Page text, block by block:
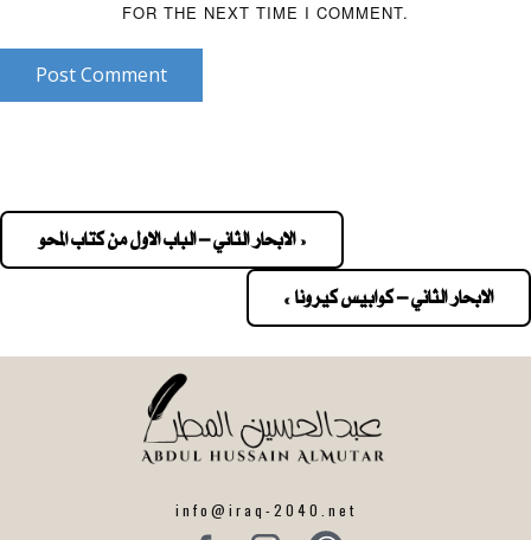
FOR THE NEXT TIME I COMMENT.
Post Comment
navigation
« الابحار الثاني – الباب الاول من كتاب المحو
الابحار الثاني – كوابيس كيرونا »
info@iraq-2040.net